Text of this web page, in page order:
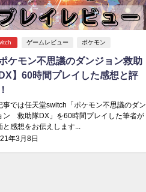
ゲームレビュー ポケモン
ポケモン不思議のダンジョン救助
】60時間プレイした感想と評
事では任天堂switch「ポケモン不思議のダン
ン 救助隊DX」を60時間プレイした筆者が
と感想をお伝えします...
年3月8日